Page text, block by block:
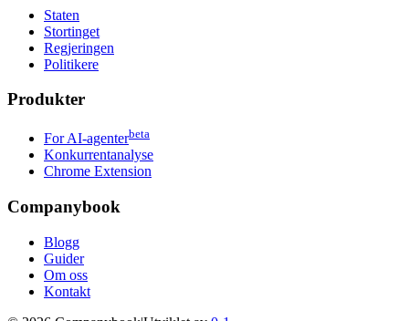
Staten
Stortinget
Regjeringen
Politikere
Produkter
For AI-agenterbeta
Konkurrentanalyse
Chrome Extension
Companybook
Blogg
Guider
Om oss
Kontakt